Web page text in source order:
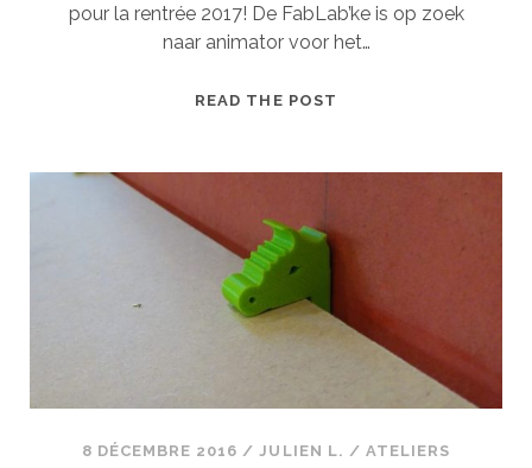
pour la rentrée 2017! De FabLab’ke is op zoek
naar animator voor het…
READ THE POST
8 DÉCEMBRE 2016 /JULIEN L. / ATELIERS